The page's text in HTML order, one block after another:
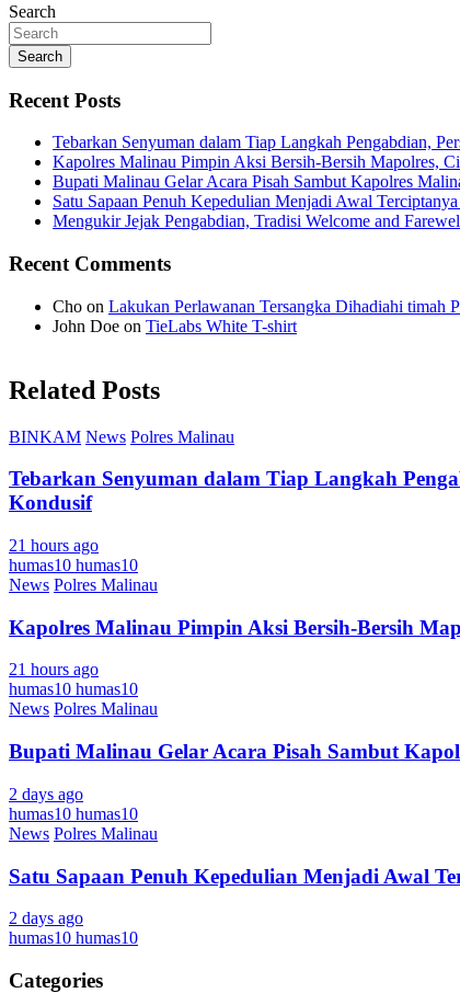
Search
Search
Recent Posts
Tebarkan Senyuman dalam Tiap Langkah Pengabdian,
Kapolres Malinau Pimpin Aksi Bersih-Bersih Mapolres,
Bupati Malinau Gelar Acara Pisah Sambut Kapolres
Satu Sapaan Penuh Kepedulian Menjadi Awal
Mengukir Jejak Pengabdian, Tradisi Welcome and
Recent Comments
Cho on Lakukan Perlawanan Tersangka Dihadiahi timah
John Doe on TieLabs White T-shirt
Related Posts
BINKAM News Polres Malinau
Tebarkan Senyuman dalam Tiap Langkah
Kondusif
21 hours ago
humas10 humas10
News Polres Malinau
Kapolres Malinau Pimpin Aksi Bersih-Bersih
21 hours ago
humas10 humas10
News Polres Malinau
Bupati Malinau Gelar Acara Pisah Sambut
2 days ago
humas10 humas10
News Polres Malinau
Satu Sapaan Penuh Kepedulian Menjadi Awal
2 days ago
humas10 humas10
Categories